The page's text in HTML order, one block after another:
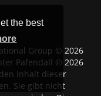
the best
Group © 2026
Pafendall © 2026
Inhalt dieser
Sie gibt nicht